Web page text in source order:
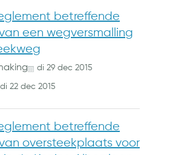
betreffende
een wegversmalling
di 29 dec 2015
di 22 dec 2015
betreffende
oversteekplaats voor